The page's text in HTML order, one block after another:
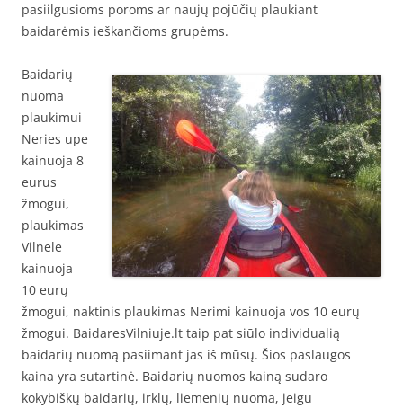
pasiilgusioms poroms ar naujų pojūčių plaukiant
baidarėmis ieškančioms grupėms.
Baidarių
nuoma
plaukimui
Neries upe
kainuoja 8
eurus
žmogui,
plaukimas
Vilnele
kainuoja
10 eurų
žmogui, naktinis plaukimas Nerimi kainuoja vos 10 eurų
žmogui. BaidaresVilniuje.lt taip pat siūlo individualią
baidarių nuomą pasiimant jas iš mūsų. Šios paslaugos
kaina yra sutartinė. Baidarių nuomos kainą sudaro
kokybiškų baidarių, irklų, liemenių nuoma, jeigu